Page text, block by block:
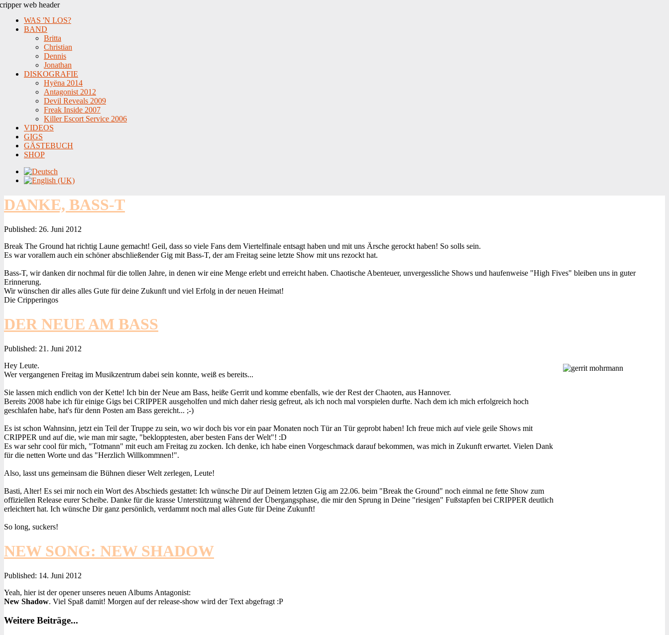
WAS 'N LOS?
BAND
Britta
Christian
Dennis
Jonathan
DISKOGRAFIE
Hyëna 2014
Antagonist 2012
Devil Reveals 2009
Freak Inside 2007
Killer Escort Service 2006
VIDEOS
GIGS
GÄSTEBUCH
SHOP
DANKE, BASS-T
Published: 26. Juni 2012
Break The Ground hat richtig Laune gemacht! Geil, dass so viele Fans dem Viertelfinale entsagt haben und mit uns Ärsche gerockt haben! So solls sein.
Es war vorallem auch ein schöner abschließender Gig mit Bass-T, der am Freitag seine letzte Show mit uns rezockt hat.
Bass-T, wir danken dir nochmal für die tollen Jahre, in denen wir eine Menge erlebt und erreicht haben. Chaotische Abenteuer, unvergessliche Shows und haufenweise "High Fives" bleiben uns in guter
Erinnerung.
Wir wünschen dir alles alles Gute für deine Zukunft und viel Erfolg in der neuen Heimat!
Die Cripperingos
DER NEUE AM BASS
Published: 21. Juni 2012
Hey Leute.
Wer vergangenen Freitag im Musikzentrum dabei sein konnte, weiß es bereits...
Sie lassen mich endlich von der Kette! Ich bin der Neue am Bass, heiße Gerrit und komme ebenfalls, wie der Rest der Chaoten, aus Hannover.
Bereits 2008 habe ich für einige Gigs bei CRIPPER ausgeholfen und mich daher riesig gefreut, als ich noch mal vorspielen durfte. Nach dem ich mich erfolgreich hoch
geschlafen habe, hat's für denn Posten am Bass gereicht... ;-)
Es ist schon Wahnsinn, jetzt ein Teil der Truppe zu sein, wo wir doch bis vor ein paar Monaten noch Tür an Tür geprobt haben! Ich freue mich auf viele geile Shows mit
CRIPPER und auf die, wie man mir sagte, "beklopptesten, aber besten Fans der Welt"! :D
Es war sehr cool für mich, "Totmann" mit euch am Freitag zu zocken. Ich denke, ich habe einen Vorgeschmack darauf bekommen, was mich in Zukunft erwartet. Vielen Dank
für die netten Worte und das "Herzlich Willkommnen!".
Also, lasst uns gemeinsam die Bühnen dieser Welt zerlegen, Leute!
Basti, Alter! Es sei mir noch ein Wort des Abschieds gestattet: Ich wünsche Dir auf Deinem letzten Gig am 22.06. beim "Break the Ground" noch einmal ne fette Show zum
offiziellen Release eurer Scheibe. Danke für die krasse Unterstützung während der Übergangsphase, die mir den Sprung in Deine "riesigen" Fußstapfen bei CRIPPER deutlich
erleichtert hat. Ich wünsche Dir ganz persönlich, verdammt noch mal alles Gute für Deine Zukunft!
So long, suckers!
NEW SONG: NEW SHADOW
Published: 14. Juni 2012
Yeah, hier ist der opener unseres neuen Albums Antagonist:
New Shadow. Viel Spaß damit! Morgen auf der release-show wird der Text abgefragt :P
Weitere Beiträge...